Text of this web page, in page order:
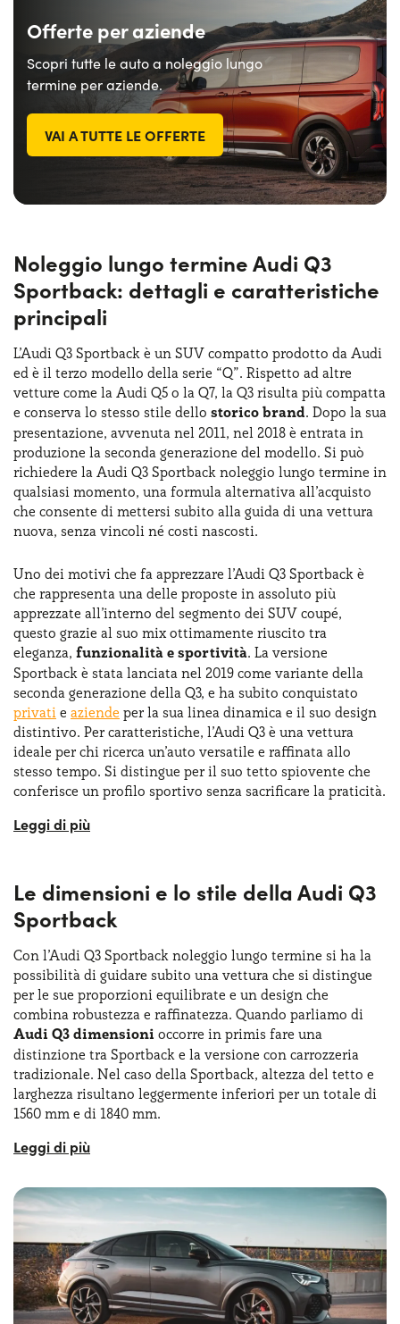
Offerte per aziende
Scopri tutte le auto a noleggio lungo
termine per aziende.
VAI A TUTTE LE OFFERTE
Noleggio lungo termine Audi Q3
Sportback: dettagli e caratteristiche
principali
L’Audi Q3 Sportback è un SUV compatto prodotto da Audi
ed è il terzo modello della serie “Q”. Rispetto ad altre
vetture come la Audi Q5 o la Q7, la Q3 risulta più compatta
e conserva lo stesso stile dello storico brand. Dopo la sua
presentazione, avvenuta nel 2011, nel 2018 è entrata in
produzione la seconda generazione del modello. Si può
richiedere la Audi Q3 Sportback noleggio lungo termine in
qualsiasi momento, una formula alternativa all’acquisto
che consente di mettersi subito alla guida di una vettura
nuova, senza vincoli né costi nascosti.
Uno dei motivi che fa apprezzare l’Audi Q3 Sportback è
che rappresenta una delle proposte in assoluto più
apprezzate all’interno del segmento dei SUV coupé,
questo grazie al suo mix ottimamente riuscito tra
eleganza, funzionalità e sportività. La versione
Sportback è stata lanciata nel 2019 come variante della
seconda generazione della Q3, e ha subito conquistato
privati e aziende per la sua linea dinamica e il suo design
distintivo. Per caratteristiche, l’Audi Q3 è una vettura
ideale per chi ricerca un’auto versatile e raffinata allo
stesso tempo. Si distingue per il suo tetto spiovente che
conferisce un profilo sportivo senza sacrificare la praticità.
Questo modello è dotato di tecnologie all'avanguardia e
aziendali. Grazie alla formula delnoleggio lungo
termine Audi Q3 Sportback
questa vettura premium senza dover affrontare l’impegno
di un acquisto tradizionale.
L’Audi Q3 ha un design muscolare, declinato in due
differenti configurazioni di carrozzeria: Sportback e SUV.
La sua caratteristica principale è che la seconda
generazione è costruita sul pianale MQB, lo stesso
utilizzato per la Volkswagen Golf. Un ulteriore restyling
è avvenuto nel 2014, quando la gamma Q3 è stata
completamente rivista con cambiamenti importanti per
Le dimensioni e lo stile della Audi Q3
Sportback
Con l’Audi Q3 Sportback noleggio lungo termine si ha la
possibilità di guidare subito una vettura che si distingue
per le sue proporzioni equilibrate e un design che
combina robustezza e raffinatezza. Quando parliamo di
Audi Q3 dimensioni occorre in primis fare una
distinzione tra Sportback e la versione con carrozzeria
tradizionale. Nel caso della Sportback, altezza del tetto e
larghezza risultano leggermente inferiori per un totale di
1560 mm e di 1840 mm.
La lunghezza misura 4500 mm, mentre il passo, di 2680
rimasto esattamente lo stesso. Le Audi Q3 dimensioni
sono ideali per chi ricerca un SUV compatto e spazioso e il
passo assicura un abitacolo ampio e confortevole a bordo
per tutti i passeggeri. Insomma, le Audi Q3 dimensioni
compatte la rendono perfetta sia per i contesti urbani sia
per i lunghi viaggi, combinando funzionalità e stile.